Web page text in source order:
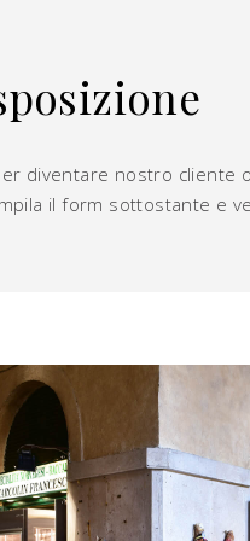
diventare nostro cliente
il form sottostante e